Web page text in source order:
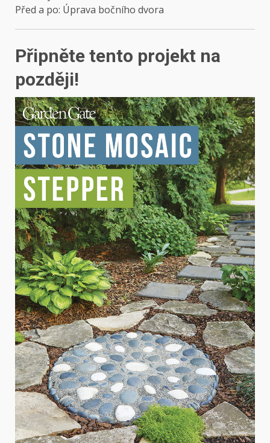
Před a po: Úprava bočního dvora
Připněte tento projekt na
později!